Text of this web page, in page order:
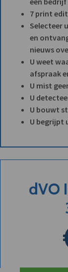
7 print
Selecteer
en
nieuws
U weet
afspraak
U mist
U
U bouwt
U begrijpt
dVO